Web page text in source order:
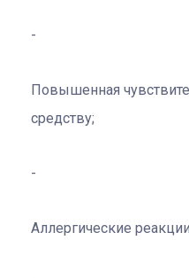
Повышенная
средству;
Аллергические